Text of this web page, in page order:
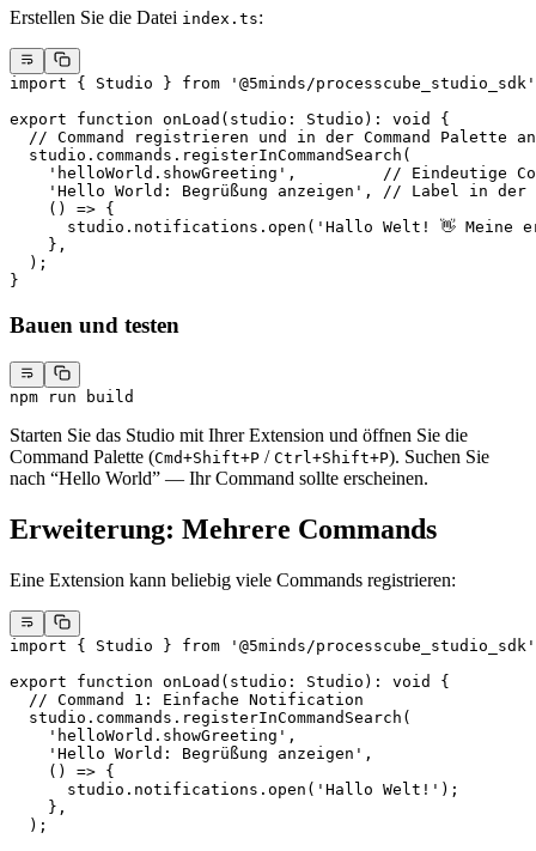
Erstellen Sie die Datei index.ts:
import { Studio } from '@5minds/processcube_studio_sdk'
export function onLoad ( studio : Studio ) : void
{
// Command registrieren und in der Command Palette
  studio.commands.
registerInCommandSearch (
    'helloWorld.showGreeting'
, // Eindeutige
    'Hello World: Begrüßung anzeigen'
, // Label in der
    ()
=> {
      studio.notifications.
open ( 'Hallo Welt! 👋 Meine
    },
  );
}
Bauen und testen
npm run build
Starten Sie das Studio mit Ihrer Extension und öffnen Sie die
Command Palette (Cmd+Shift+P / Ctrl+Shift+P). Suchen Sie
nach “Hello World” — Ihr Command sollte erscheinen.
Erweiterung: Mehrere Commands
Eine Extension kann beliebig viele Commands registrieren:
import { Studio } from '@5minds/processcube_studio_sdk'
export function onLoad ( studio : Studio ) : void
{
  // Command 1: Einfache Notification
  studio.commands.
registerInCommandSearch (
    'helloWorld.showGreeting'
,
    'Hello World: Begrüßung anzeigen'
,
    ()
=> {
      studio.notifications.
open ( 'Hallo Welt!' );
    },
  );